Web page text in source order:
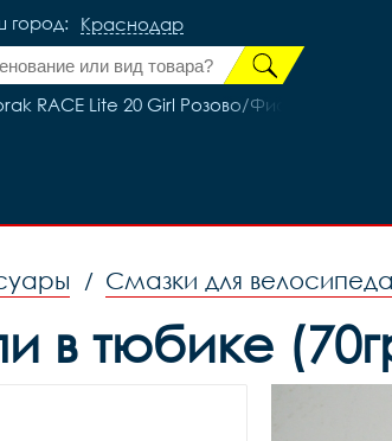
город: Краснодар
RACE Lite 20 Girl Розово/Фиолетовый
/ Смазки для велосипеда
в тюбике